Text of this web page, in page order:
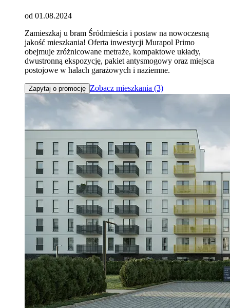
od 01.08.2024
Zamieszkaj u bram Śródmieścia i postaw na nowoczesną
jakość mieszkania! Oferta inwestycji Murapol Primo
obejmuje zróżnicowane metraże, kompaktowe układy,
dwustronną ekspozycję, pakiet antysmogowy oraz miejsca
postojowe w halach garażowych i naziemne.
Zapytaj o promocję Zobacz mieszkania (3)